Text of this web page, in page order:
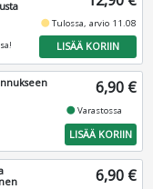
fiber_manual_recordTulossa, arvio 11.08
LISÄÄ KORIIN
6,90 €
fiber_manual_recordVarastossa
LISÄÄ KORIIN
6,90 €